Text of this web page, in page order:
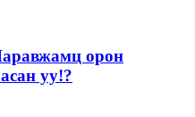
орон
уу!?